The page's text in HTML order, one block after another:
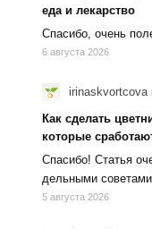
еда и лекарство
Спасибо, очень
6 августа 2026
irinaskvortcova
Как сделать
которые
Спасибо! Статья
дельными
5 августа 2026